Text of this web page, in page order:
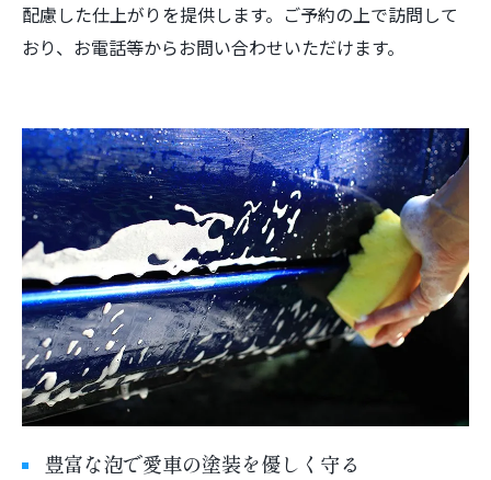
配慮した仕上がりを提供します。ご予約の上で訪問して
おり、お電話等からお問い合わせいただけます。
豊富な泡で愛車の塗装を優しく守る